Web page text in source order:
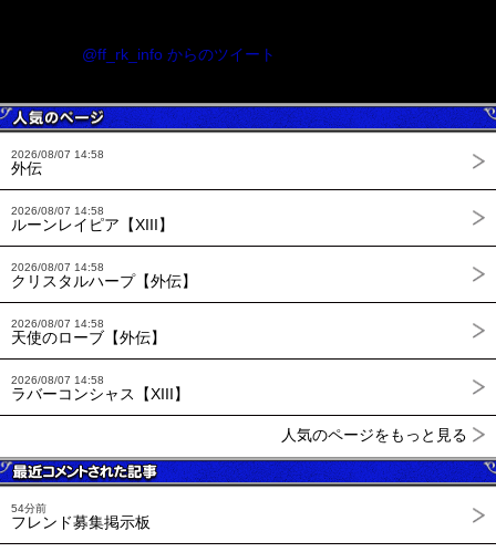
@ff_rk_info からのツイート
2026/08/07 14:58
外伝
2026/08/07 14:58
ルーンレイピア【XIII】
2026/08/07 14:58
クリスタルハープ【外伝】
2026/08/07 14:58
天使のローブ【外伝】
2026/08/07 14:58
ラバーコンシャス【XIII】
人気のページをもっと見る
54分前
フレンド募集掲示板